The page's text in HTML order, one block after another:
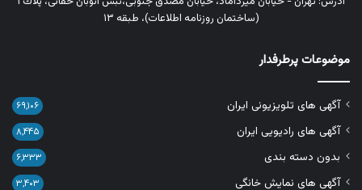
(ساختمان روزنامه اطلاعات)، طبقه ۱۳
موضوعات پرطرفدار
آگهی های تلویزیونی ایران ۶۹,۱۰۶
آگهی های رادیویی ایران ۸,۴۴۵
بدون دسته بندی ۶,۳۳۳
آگهی های نمایش خانگی ۳,۴۰۳